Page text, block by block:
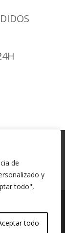
de
y
todo",
todo